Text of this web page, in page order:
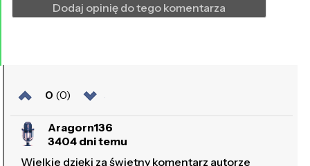
Dodaj opinię do tego komentarza
0 (0)
Aragorn136
3404 dni temu
Wielkie dzięki za świetny komentarz autorze